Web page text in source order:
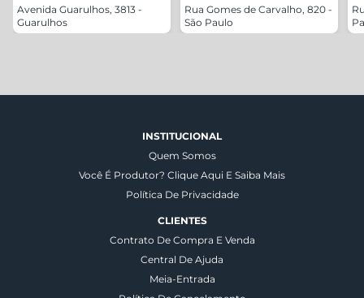
Avenida Guarulhos, 3813 -
Guarulhos
Rua Gomes de Carvalho, 820 -
São Paulo
INSTITUCIONAL
Quem Somos
Você É Produtor? Clique Aqui E Saiba Mais
Política De Privacidade
CLIENTES
Contrato De Compra E Venda
Central De Ajuda
Meia-Entrada